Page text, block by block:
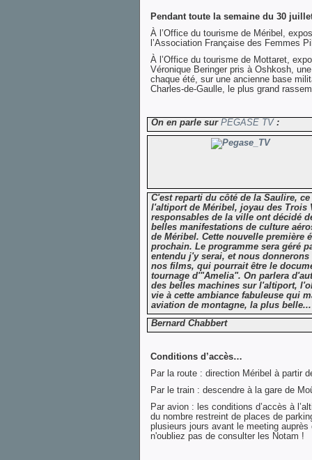
Pendant toute la semaine du 30
À l’Office du tourisme de Méribel,
l’Association Française des Femmes
À l’Office du tourisme de Mottaret,
Véronique Beringer pris à Oshkosh,
chaque été, sur une ancienne base
Charles-de-Gaulle, le plus grand
On en parle sur PEGASE TV:
C'est reparti du côté de la Saulire,
l'altiport de Méribel, joyau des Trois
responsables de la ville ont décidé
belles manifestations de culture
de Méribel. Cette nouvelle première
prochain. Le programme sera géré
entendu j'y serai, et nous
nos films, qui pourrait être le
tournage d'"Amelia". On parlera
des belles machines sur l'altiport,
vie à cette ambiance fabuleuse qui
aviation de montagne, la plus
Bernard Chabbert
Conditions d’accès…
Par la route : direction Méribel à partir
Par le train : descendre à la gare de
Par avion : les conditions d’accès à
du nombre restreint de places de
plusieurs jours avant le meeting auprès
n'oubliez pas de consulter les Notam !